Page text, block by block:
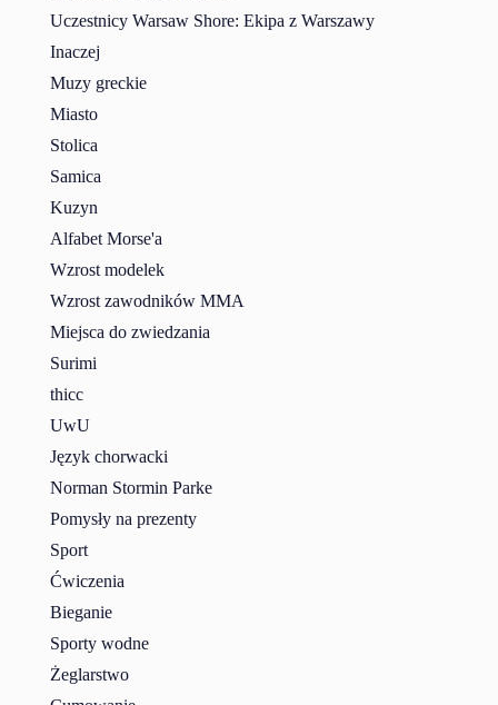
Uczestnicy Warsaw Shore: Ekipa z Warszawy
Inaczej
Muzy greckie
Miasto
Stolica
Samica
Kuzyn
Alfabet Morse'a
Wzrost modelek
Wzrost zawodników MMA
Miejsca do zwiedzania
Surimi
thicc
UwU
Język chorwacki
Norman Stormin Parke
Pomysły na prezenty
Sport
Ćwiczenia
Bieganie
Sporty wodne
Żeglarstwo